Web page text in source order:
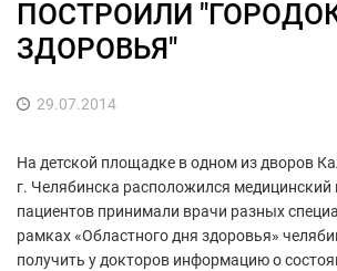
ПОСТРОИЛИ
ЗДОРОВЬЯ"
29.07.2014
На детской площадке в одном из дворов
г. Челябинска расположился медицинский
пациентов принимали врачи разных
рамках «Областного дня здоровья»
получить у докторов информацию о